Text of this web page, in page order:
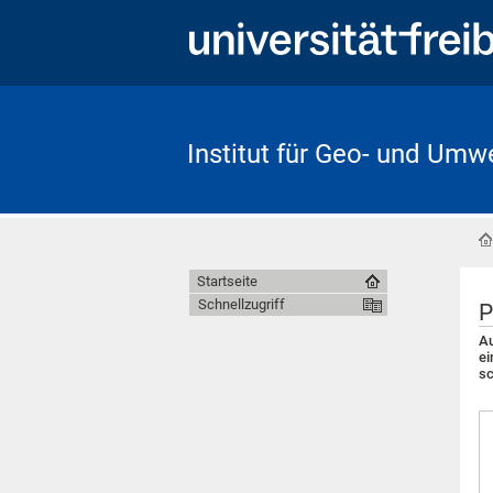
Institut für Geo- und
Startseite
Schnellzugriff